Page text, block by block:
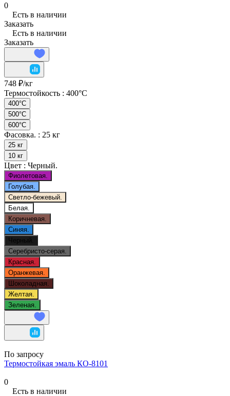
0
Есть в наличии
Заказать
Есть в наличии
Заказать
748 ₽/кг
Термостойкость : 400°C
400°C
500°C
600°C
Фасовка. : 25 кг
25 кг
10 кг
Цвет : Черный.
Фиолетовая.
Голубая.
Светло-бежевый.
Белая.
Коричневая.
Синяя.
Черный.
Серебристо-серая.
Красная.
Оранжевая.
Шоколадная.
Желтая.
Зеленая.
По запросу
Термостойкая эмаль КО-8101
0
Есть в наличии